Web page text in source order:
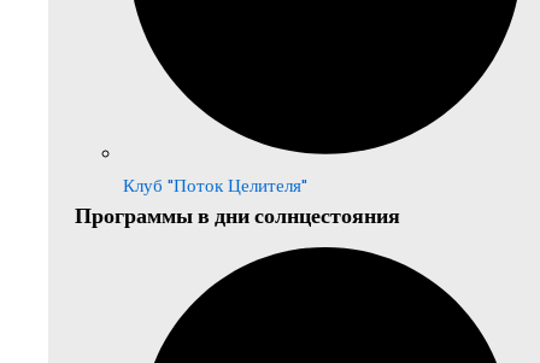
Клуб "Поток Целителя"
Программы в дни солнцестояния